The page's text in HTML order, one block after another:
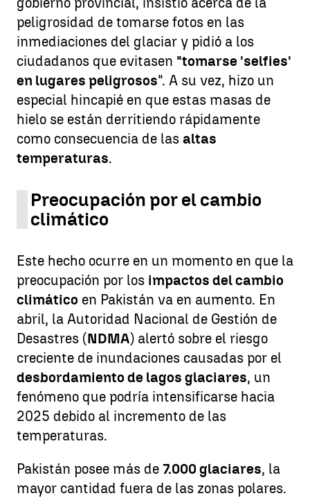
peligrosidad de tomarse fotos en las
inmediaciones del glaciar y pidió a los
ciudadanos que evitasen "tomarse 'selfies'
en lugares peligrosos". A su vez, hizo un
especial hincapié en que estas masas de
hielo se están derritiendo rápidamente
como consecuencia de las altas
temperaturas.
Preocupación por el cambio
climático
Este hecho ocurre en un momento en que la
preocupación por los impactos del cambio
climático en Pakistán va en aumento. En
abril, la Autoridad Nacional de Gestión de
Desastres (NDMA) alertó sobre el riesgo
creciente de inundaciones causadas por el
desbordamiento de lagos glaciares, un
fenómeno que podría intensificarse hacia
2025 debido al incremento de las
temperaturas.
Pakistán posee más de 7.000 glaciares, la
mayor cantidad fuera de las zonas polares.